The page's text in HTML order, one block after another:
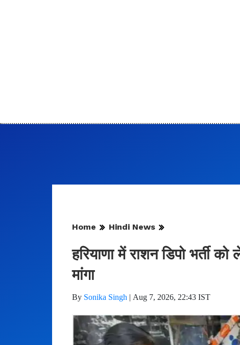
Home Hindi News
हरियाणा में राशन डिपो भर्ती
मांगा
By Sonika Singh | Aug 7, 2026, 22:43 IST